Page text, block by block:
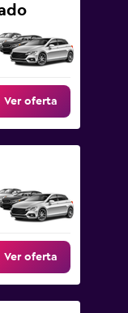
Ver oferta
Ver oferta